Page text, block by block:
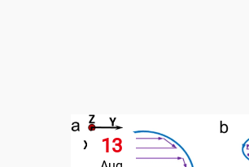
13